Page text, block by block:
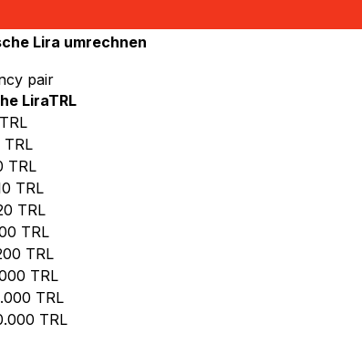
Lira umrechnen
pair
LiraTRL
TRL
TRL
TRL
TRL
TRL
TRL
TRL
TRL
TRL
TRL